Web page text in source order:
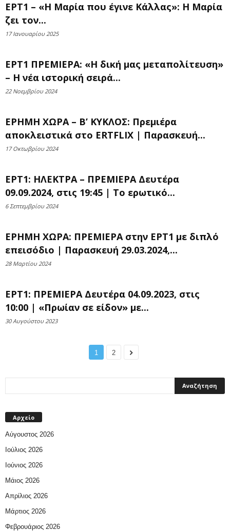
ΕΡΤ1 – «Η Μαρία που έγινε Κάλλας»: Η Μαρία
ζει τον...
17 Ιανουαρίου 2025
ΕΡΤ1 ΠΡΕΜΙΕΡΑ: «Η δική μας μεταπολίτευση»
– Η νέα ιστορική σειρά...
22 Νοεμβρίου 2024
ΕΡΗΜΗ ΧΩΡΑ – Β’ ΚΥΚΛΟΣ: Πρεμιέρα
αποκλειστικά στο ERTFLIX | Παρασκευή...
17 Οκτωβρίου 2024
ΕΡΤ1: ΗΛΕΚΤΡΑ – ΠΡΕΜΙΕΡΑ Δευτέρα
09.09.2024, στις 19:45 | To ερωτικό...
6 Σεπτεμβρίου 2024
ΕΡΗΜΗ ΧΩΡΑ: ΠΡΕΜΙΕΡΑ στην ΕΡΤ1 με διπλό
επεισόδιο | Παρασκευή 29.03.2024,...
28 Μαρτίου 2024
ΕΡΤ1: ΠΡΕΜΙΕΡΑ Δευτέρα 04.09.2023, στις
10:00 | «Πρωίαν σε είδον» με...
30 Αυγούστου 2023
1 2
Αρχείο
Αύγουστος 2026
Ιούλιος 2026
Ιούνιος 2026
Μάιος 2026
Απρίλιος 2026
Μάρτιος 2026
Φεβρουάριος 2026